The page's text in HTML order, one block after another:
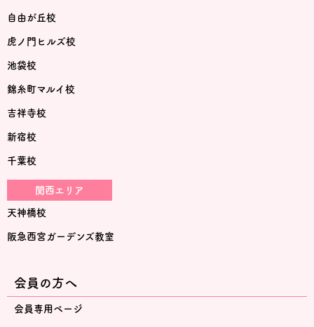
自由が丘校
虎ノ門ヒルズ校
池袋校
錦糸町マルイ校
吉祥寺校
新宿校
千葉校
関西エリア
天神橋校
阪急西宮ガーデンズ教室
会員の方へ
会員専用ページ